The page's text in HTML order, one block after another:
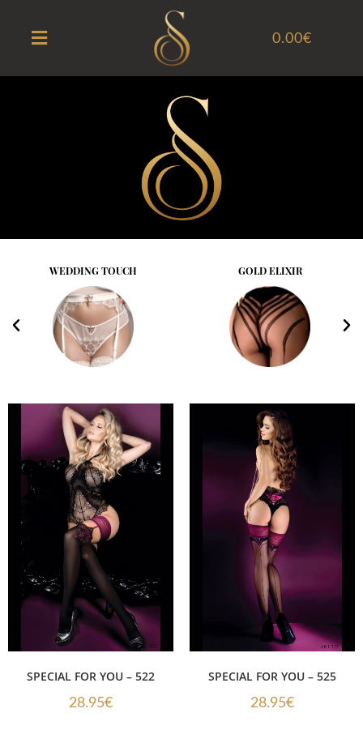
0.00€
WEDDING TOUCH GOLD ELIXIR
SPECIAL FOR YOU – 522
28.95€
SPECIAL FOR YOU – 525
28.95€